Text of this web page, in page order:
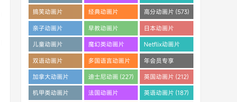
(1016)
搞笑动画片
(825)
经典动画片
(694)
高分动画片 (573)
亲子动画片
(389)
早教动画片
(386)
日本动画片
(359)
儿童动画片
(350)
魔幻类动画片
(286)
Netflix动画片
(280)
双语动画片
(253)
多国语言动画片
(242)
年会员专享
(233)
加拿大动画片
(228)
迪士尼动画 (227) 英国动画片 (212)
机甲类动画片
法国动画片
英语动画片 (187)